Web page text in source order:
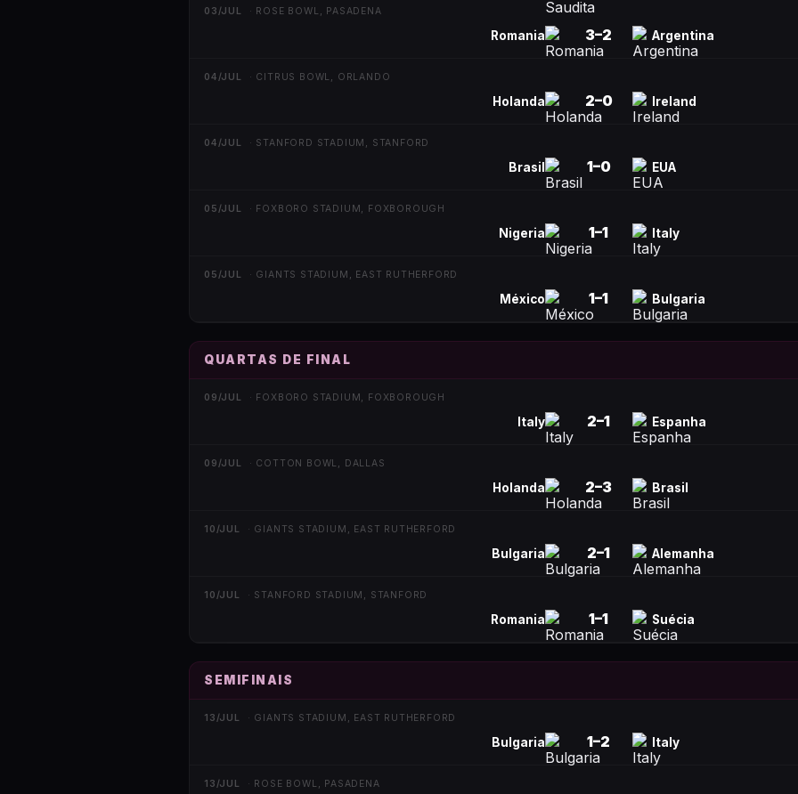
03/JUL · ROSE BOWL, PASADENA
Romania 3–2 Argentina
04/JUL · CITRUS BOWL, ORLANDO
Holanda 2–0 Ireland
04/JUL · STANFORD STADIUM, STANFORD
Brasil 1–0 EUA
05/JUL · FOXBORO STADIUM, FOXBOROUGH
Nigeria 1–1 Italy
05/JUL · GIANTS STADIUM, EAST RUTHERFORD
México 1–1 Bulgaria
QUARTAS DE FINAL
09/JUL · FOXBORO STADIUM, FOXBOROUGH
Italy 2–1 Espanha
09/JUL · COTTON BOWL, DALLAS
Holanda 2–3 Brasil
10/JUL · GIANTS STADIUM, EAST RUTHERFORD
Bulgaria 2–1 Alemanha
10/JUL · STANFORD STADIUM, STANFORD
Romania 1–1 Suécia
SEMIFINAIS
13/JUL · GIANTS STADIUM, EAST RUTHERFORD
Bulgaria 1–2 Italy
13/JUL · ROSE BOWL, PASADENA